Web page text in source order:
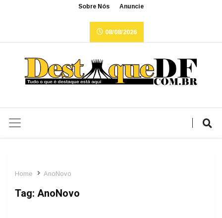
Sobre Nós Anuncie
08/08/2026
Home AnoNovo
Tag: AnoNovo